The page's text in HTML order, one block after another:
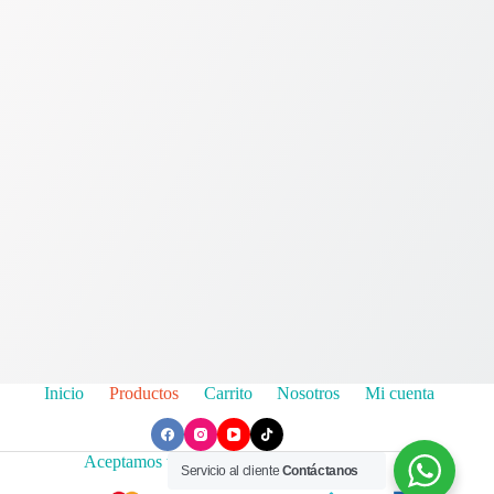
Inicio Productos Carrito Nosotros Mi cuenta
Aceptamos todas las tarjetas de crédito
Servicio al cliente Contáctanos